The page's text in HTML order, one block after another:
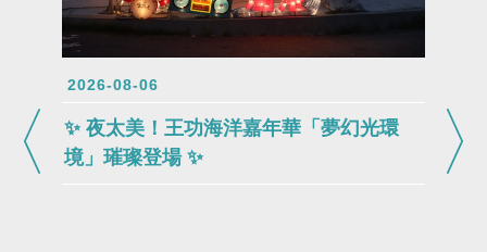
2026-08-06
✨ 夜太美！王功海洋嘉年華「夢幻光環
境」璀璨登場 ✨